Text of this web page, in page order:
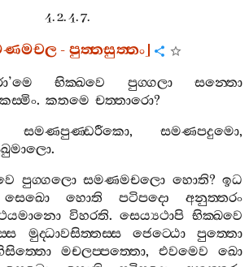
4. 2. 4. 7.
-පුත‍්තසුත‍්තං]
’මෙ භික‍්ඛවෙ පුග‍්ගලා
සන‍්තො
. කතමෙ චත‍්තාරො?
සමණපුණ‍්ඩරීකො, සමණපදුමො,
.
පුග‍්ගලො සමණමචලො හොති?ඉධ
සෙඛො හොති පටිපදො
අනුත‍්තරං
විහරති.සෙය්‍යථාපි භික‍්ඛවෙ
මුද‍්ධාවසිත‍්තස‍්ස ජෙට‍්ඨො
පුත‍්තො
මචලප‍්පත‍්තො, එවමෙව
ඛො